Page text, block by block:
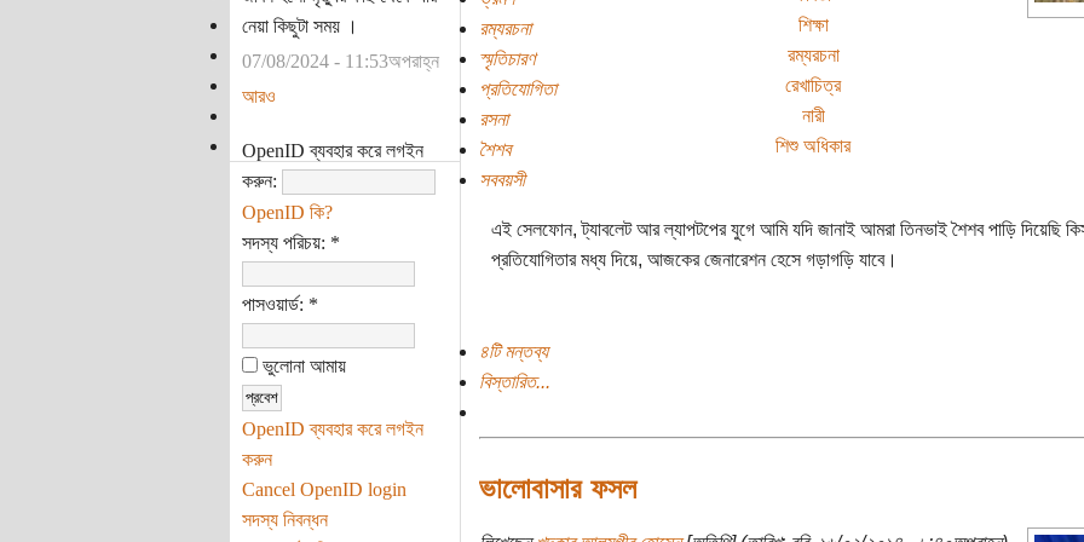
শিক্ষা
রম্যরচনা
রেখাচিত্র
নারী
শিশু অধিকার
নেয়া কিছুটা সময় ।
07/08/2024 - 11:53অপরাহ্ন
আরও
OpenID ব্যবহার করে লগইন
করুন:
OpenID কি?
সদস্য পরিচয়: *
পাসওয়ার্ড: *
ভুলোনা আমায়
OpenID ব্যবহার করে লগইন
করুন
Cancel OpenID login
সদস্য নিবন্ধন
রম্যরচনা
স্মৃতিচারণ
প্রতিযোগিতা
রসনা
শৈশব
সববয়সী
এই সেলফোন, ট্যাবলেট আর ল্যাপটপের যুগে আমি যদি জানাই আমরা তিনভাই শৈশব পাড়ি দিয়েছি
প্রতিযোগিতার মধ্য দিয়ে, আজকের জেনারেশন হেসে গড়াগড়ি যাবে।
৪টি মন্তব্য
বিস্তারিত...
ভালোবাসার ফসল